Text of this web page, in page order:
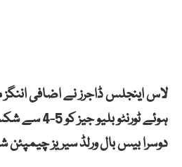
لاس اینجلس ڈاجرز نے اضافی اننگز
ہوئے ٹورنٹو
دوسرا بیس بال ورلڈ سیریز